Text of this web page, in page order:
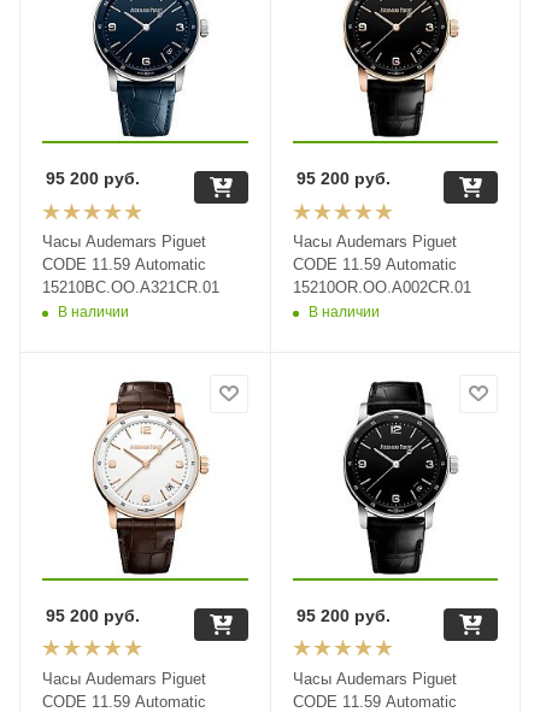
Часы Audemars Piguet
CODE 11.59 Automatic
15210BC.OO.A321CR.01
В наличии
95 200 руб.
Часы Audemars Piguet
CODE 11.59 Automatic
15210OR.OO.A002CR.01
В наличии
95 200руб.
Часы Audemars Piguet
CODE 11.59 Automatic
95 200 руб.
Часы Audemars Piguet
CODE 11.59 Automatic
95 200руб.